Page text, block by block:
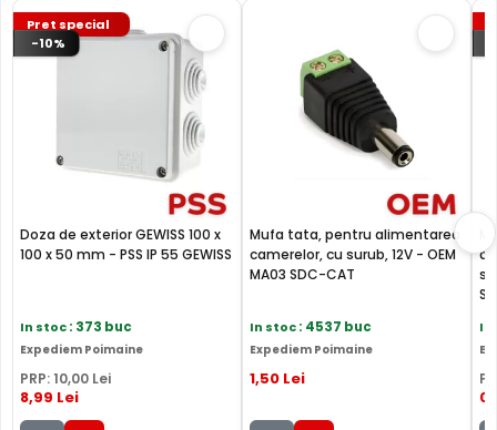
Pret special
-10%
Doza de exterior GEWISS 100 x
100 x 50 mm - PSS IP 55 GEWISS
In stoc: 373 buc
Expediem Poimaine
PRP: 10,00 Lei
8,99 Lei
Mufa tata, pentru alimentarea
camerelor, cu surub, 12V - OEM
MA03 SDC-CAT
In stoc: 4537 buc
Expediem Poimaine
1,50 Lei
In
0